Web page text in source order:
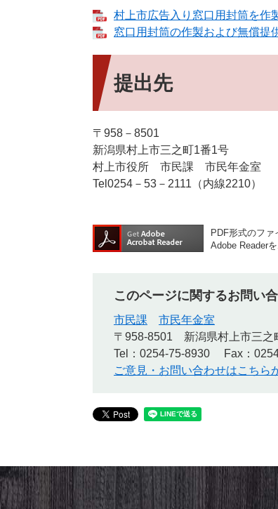
村上市広告入り窓口用封筒を作
窓口用封筒の作製および無償提
提出先
〒958－8501
新潟県村上市三之町1番1号
村上市役所 市民課 市民年金室
Tel0254－53－2111（内線2210）
PDF形式のファ
Adobe Reader
このページに関するお問い
市民課
市民年金室
〒958-8501
新潟県村上市三之
Tel：0254-75-8930
Fax：
ご意見・お問い合わせはこちら